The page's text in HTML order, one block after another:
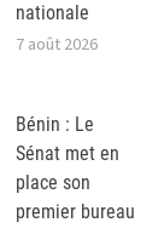
nationale
7 août 2026
Bénin : Le
Sénat met en
place son
premier bureau